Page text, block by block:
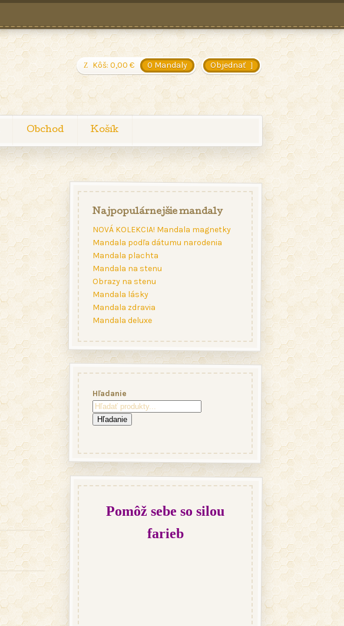
Objednať
Kôš: 0,00 € 0 Mandaly
Obchod Košík
Najpopulárnejšie mandaly
NOVÁ KOLEKCIA! Mandala magnetky
Mandala podľa dátumu narodenia
Mandala plachta
Mandala na stenu
Obrazy na stenu
Mandala lásky
Mandala zdravia
Mandala deluxe
Hľadanie
Hľadanie
Pomôž sebe so silou
farieb